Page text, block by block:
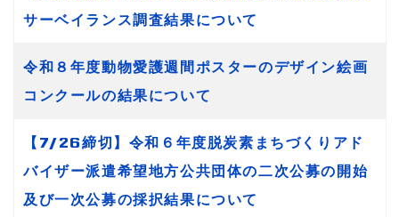
サーベイランス調査結果について
令和８年度動物愛護週間ポスターのデザイン絵画
コンクールの結果について
【7/26締切】令和６年度脱炭素まちづくりアド
バイザー派遣希望地方公共団体の二次公募の開始
及び一次公募の採択結果について